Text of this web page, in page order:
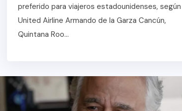
preferido para viajeros estadounidenses, según
United Airline Armando de la Garza Cancún,
Quintana Roo...